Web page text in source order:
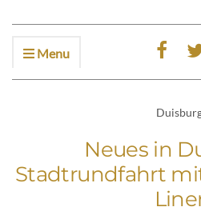
Menu
Neues in
Stadtrundfahrt